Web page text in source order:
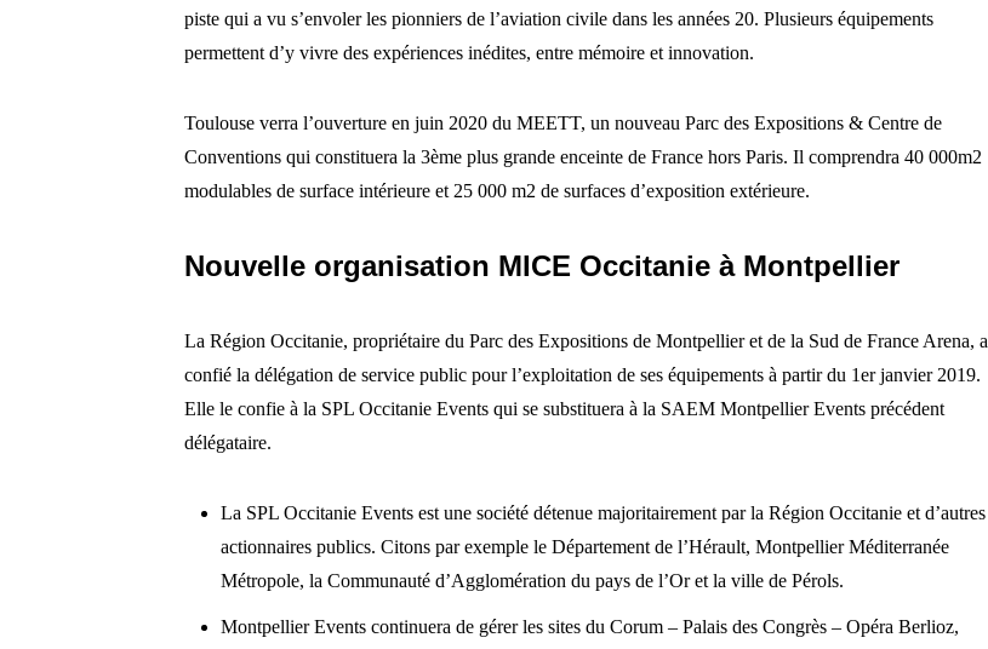
piste qui a vu s’envoler les pionniers de l’aviation civile dans les années 20. Plusieurs équipements
permettent d’y vivre des expériences inédites, entre mémoire et innovation.
Toulouse verra l’ouverture en juin 2020 du MEETT, un nouveau Parc des Expositions & Centre de
Conventions qui constituera la 3ème plus grande enceinte de France hors Paris. Il comprendra 40 000m2
modulables de surface intérieure et 25 000 m2 de surfaces d’exposition extérieure.
Nouvelle organisation MICE Occitanie à Montpellier
La Région Occitanie, propriétaire du Parc des Expositions de Montpellier et de la Sud de France Arena, a
confié la délégation de service public pour l’exploitation de ses équipements à partir du 1er janvier 2019.
Elle le confie à la SPL Occitanie Events qui se substituera à la SAEM Montpellier Events précédent
délégataire.
La SPL Occitanie Events est une société détenue majoritairement par la Région Occitanie et d’autres
actionnaires publics. Citons par exemple le Département de l’Hérault, Montpellier Méditerranée
Métropole, la Communauté d’Agglomération du pays de l’Or et la ville de Pérols.
Montpellier Events continuera de gérer les sites du Corum – Palais des Congrès – Opéra Berlioz,